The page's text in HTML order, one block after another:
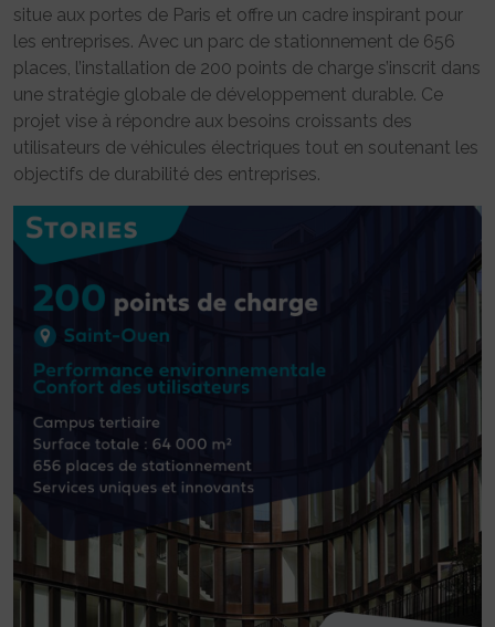
situe aux portes de Paris et offre un cadre inspirant pour
les entreprises. Avec un parc de stationnement de 656
places, l’installation de 200 points de charge s’inscrit dans
une stratégie globale de développement durable. Ce
projet vise à répondre aux besoins croissants des
utilisateurs de véhicules électriques tout en soutenant les
objectifs de durabilité des entreprises.